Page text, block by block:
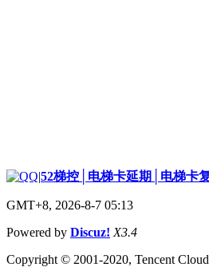
|52梯控│电梯卡延期│电梯卡
GMT+8, 2026-8-7 05:13
Powered by Discuz! X3.4
Copyright © 2001-2020, Tencent